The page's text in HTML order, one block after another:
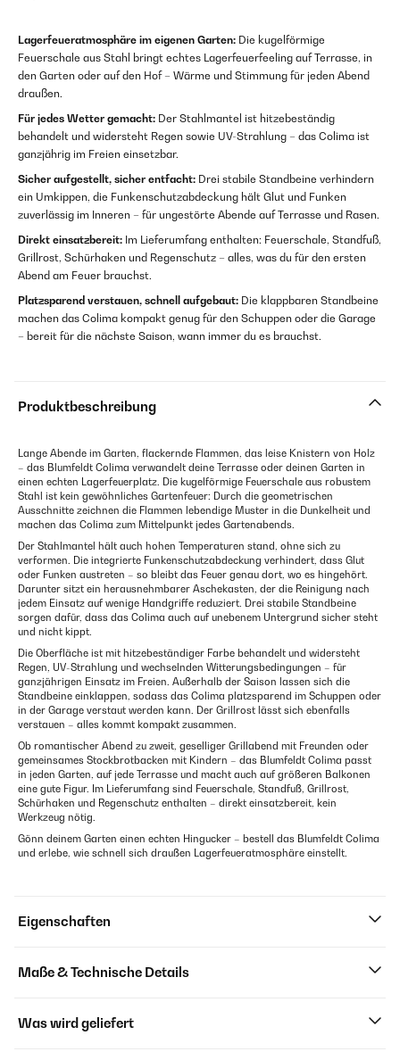
Lagerfeueratmosphäre im eigenen Garten: Die kugelförmige
Feuerschale aus Stahl bringt echtes Lagerfeuerfeeling auf Terrasse, in
den Garten oder auf den Hof – Wärme und Stimmung für jeden Abend
draußen.
Für jedes Wetter gemacht: Der Stahlmantel ist hitzebeständig
behandelt und widersteht Regen sowie UV-Strahlung – das Colima ist
ganzjährig im Freien einsetzbar.
Sicher aufgestellt, sicher entfacht: Drei stabile Standbeine verhindern
ein Umkippen, die Funkenschutzabdeckung hält Glut und Funken
zuverlässig im Inneren – für ungestörte Abende auf Terrasse und Rasen.
Direkt einsatzbereit: Im Lieferumfang enthalten: Feuerschale, Standfuß,
Grillrost, Schürhaken und Regenschutz – alles, was du für den ersten
Abend am Feuer brauchst.
Platzsparend verstauen, schnell aufgebaut: Die klappbaren Standbeine
machen das Colima kompakt genug für den Schuppen oder die Garage
– bereit für die nächste Saison, wann immer du es brauchst.
Produktbeschreibung
Lange Abende im Garten, flackernde Flammen, das leise Knistern von Holz
– das Blumfeldt Colima verwandelt deine Terrasse oder deinen Garten in
einen echten Lagerfeuerplatz. Die kugelförmige Feuerschale aus robustem
Stahl ist kein gewöhnliches Gartenfeuer: Durch die geometrischen
Ausschnitte zeichnen die Flammen lebendige Muster in die Dunkelheit und
machen das Colima zum Mittelpunkt jedes Gartenabends.
Der Stahlmantel hält auch hohen Temperaturen stand, ohne sich zu
verformen. Die integrierte Funkenschutzabdeckung verhindert, dass Glut
oder Funken austreten – so bleibt das Feuer genau dort, wo es hingehört.
Darunter sitzt ein herausnehmbarer Aschekasten, der die Reinigung nach
jedem Einsatz auf wenige Handgriffe reduziert. Drei stabile Standbeine
sorgen dafür, dass das Colima auch auf unebenem Untergrund sicher steht
und nicht kippt.
Die Oberfläche ist mit hitzebeständiger Farbe behandelt und widersteht
Regen, UV-Strahlung und wechselnden Witterungsbedingungen – für
ganzjährigen Einsatz im Freien. Außerhalb der Saison lassen sich die
Standbeine einklappen, sodass das Colima platzsparend im Schuppen oder
in der Garage verstaut werden kann. Der Grillrost lässt sich ebenfalls
verstauen – alles kommt kompakt zusammen.
Ob romantischer Abend zu zweit, geselliger Grillabend mit Freunden oder
gemeinsames Stockbrotbacken mit Kindern – das Blumfeldt Colima passt
in jeden Garten, auf jede Terrasse und macht auch auf größeren Balkonen
eine gute Figur. Im Lieferumfang sind Feuerschale, Standfuß, Grillrost,
Schürhaken und Regenschutz enthalten – direkt einsatzbereit, kein
Werkzeug nötig.
Gönn deinem Garten einen echten Hingucker – bestell das Blumfeldt Colima
und erlebe, wie schnell sich draußen Lagerfeueratmosphäre einstellt.
Eigenschaften
Maße & Technische Details
Was wird geliefert